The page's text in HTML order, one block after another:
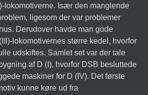
lokomotiverne. Især den manglende
ligesom der var problemer
Derudover havde man gode
lokomotivernes større kedel, hvorfor
udskiftes. Samlet set var der tale
af D (I), hvorfor DSB besluttede
maskiner for D (IV). Det første
kunne køre ud fra